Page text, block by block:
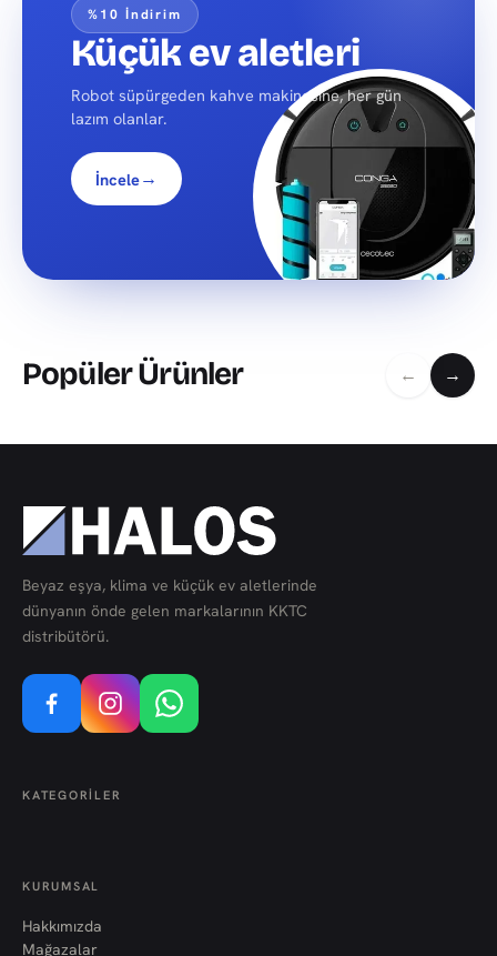
%10 İndirim
Küçük ev aletleri
Robot süpürgeden kahve makinesine, her gün
lazım olanlar.
İncele→
Popüler Ürünler ← →
Beyaz eşya, klima ve küçük ev aletlerinde
dünyanın önde gelen markalarının KKTC
distribütörü.
KATEGORILER
KURUMSAL
Hakkımızda
Mağazalar